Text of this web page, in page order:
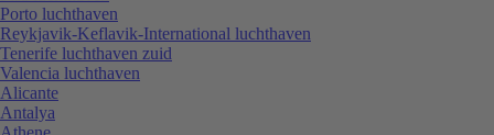
Porto luchthaven
Reykjavik-Keflavik-International luchthaven
Tenerife luchthaven zuid
Valencia luchthaven
Alicante
Antalya